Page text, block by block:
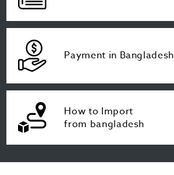
Payment in Bangladesh
How to Import
from bangladesh